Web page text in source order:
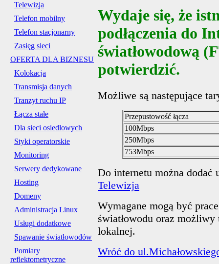
Telewizja
Telefon mobilny
Telefon stacjonarny
Zasięg sieci
OFERTA DLA BIZNESU
Kolokacja
Transmisja danych
Tranzyt ruchu IP
Łącza stałe
Dla sieci osiedlowych
Styki operatorskie
Monitoring
Serwery dedykowane
Hosting
Domeny
Administracja Linux
Usługi dodatkowe
Spawanie światłowodów
Pomiary
reflektometryczne
Wydaje się, że
podłączenia do
światłowodową
potwierdzić.
Możliwe są następujące
Przepustowość łącza
100Mbps
250Mbps
753Mbps
Do internetu można dodać
Telewizja
Wymagane mogą być
światłowodu oraz
lokalnej.
Wróć do